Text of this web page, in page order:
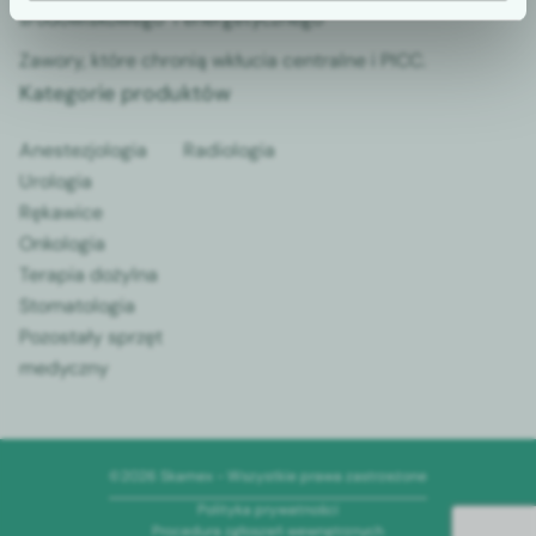
środowiskowego i energetycznego
Zawory, które chronią wkłucia centralne i PICC.
Kategorie produktów
Anestezjologia
Urologia
Rękawice
Onkologia
Terapia dożylna
Stomatologia
Pozostały sprzęt
medyczny
Radiologia
©2026 Skamex - Wszystkie prawa zastrzeżone
Polityka prywatności
Procedura zgłoszeń wewnętrznych